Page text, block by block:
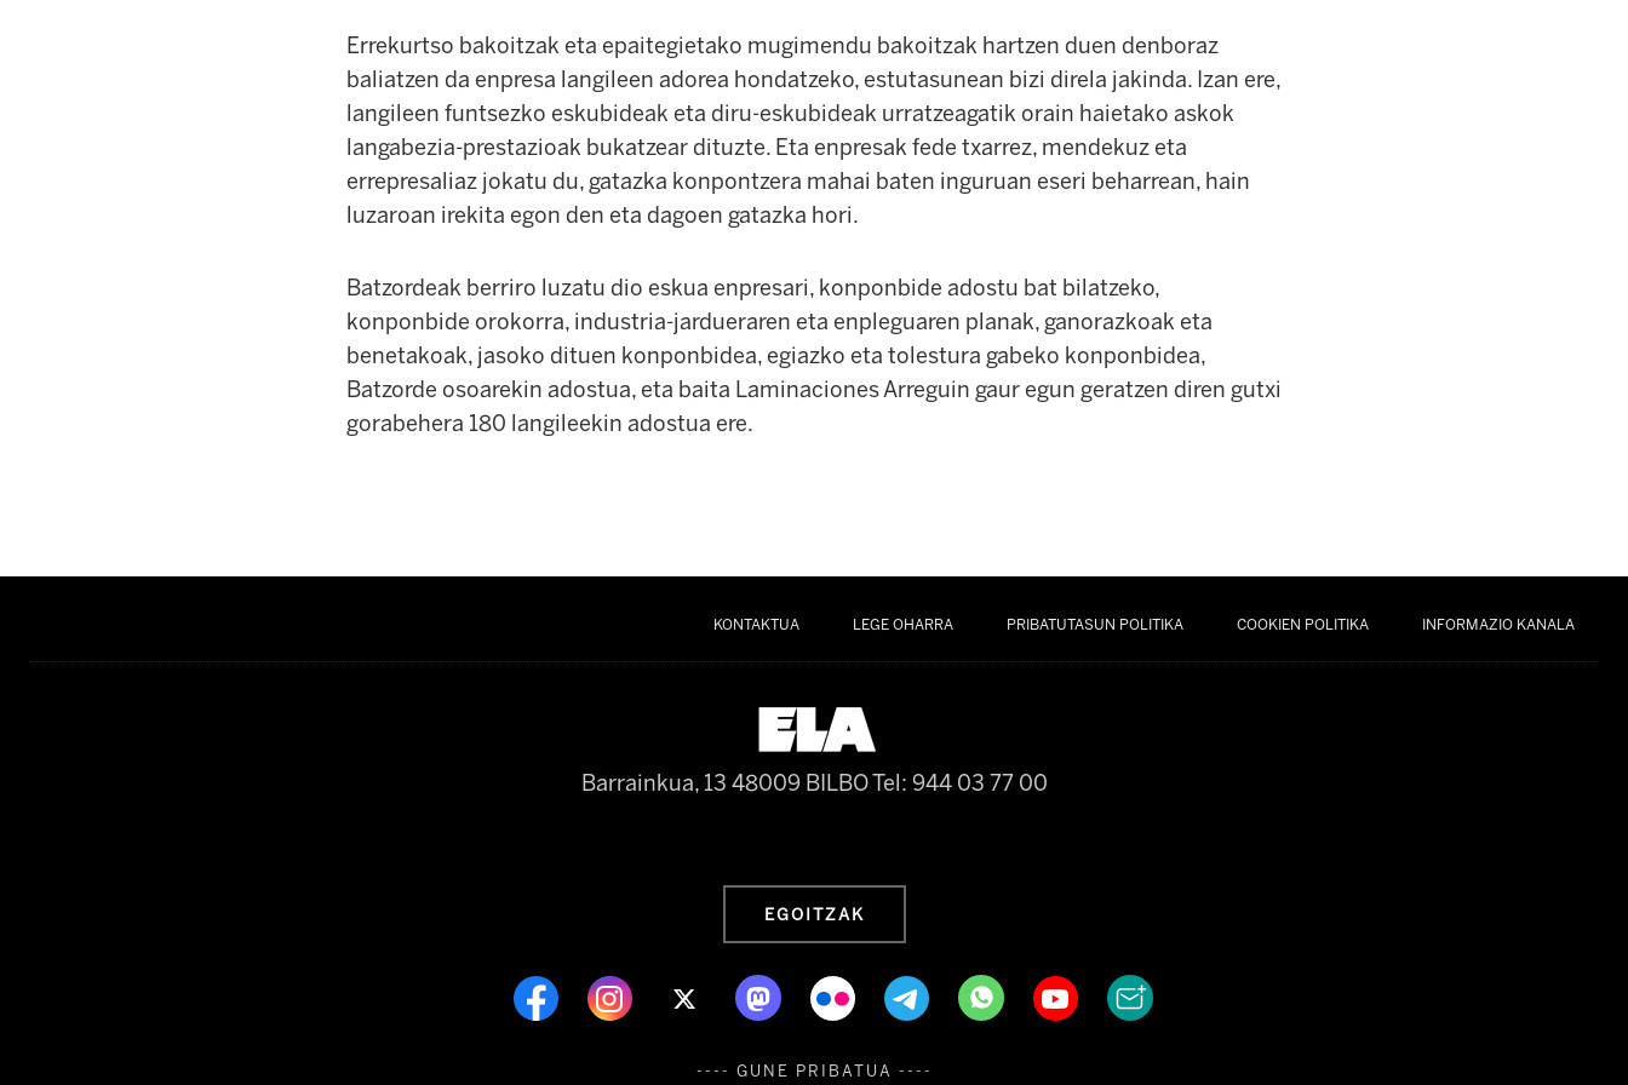
Errekurtso bakoitzak eta epaitegietako mugimendu bakoitzak hartzen duen denboraz
baliatzen da enpresa langileen adorea hondatzeko, estutasunean bizi direla jakinda. Izan ere,
langileen funtsezko eskubideak eta diru-eskubideak urratzeagatik orain haietako askok
langabezia-prestazioak bukatzear dituzte. Eta enpresak fede txarrez, mendekuz eta
errepresaliaz jokatu du, gatazka konpontzera mahai baten inguruan eseri beharrean, hain
luzaroan irekita egon den eta dagoen gatazka hori.
Batzordeak berriro luzatu dio eskua enpresari, konponbide adostu bat bilatzeko,
konponbide orokorra, industria-jardueraren eta enpleguaren planak, ganorazkoak eta
benetakoak, jasoko dituen konponbidea, egiazko eta tolestura gabeko konponbidea,
Batzorde osoarekin adostua, eta baita Laminaciones Arreguin gaur egun geratzen diren gutxi
gorabehera 180 langileekin adostua ere.
KONTAKTUA LEGE OHARRA PRIBATUTASUN POLITIKA COOKIEN POLITIKA INFORMAZIO KANALA
Barrainkua, 13 48009 BILBOTel: 944 03 77 00
EGOITZAK
---- GUNE PRIBATUA ----